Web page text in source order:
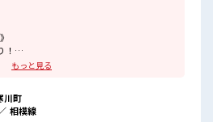
！
入をGET♪
メです！
ト！
手に入るチャンス☆
もっと見る
川町
相模線